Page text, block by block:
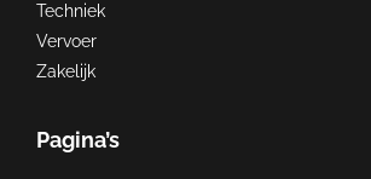
Techniek
Vervoer
Zakelijk
Pagina’s